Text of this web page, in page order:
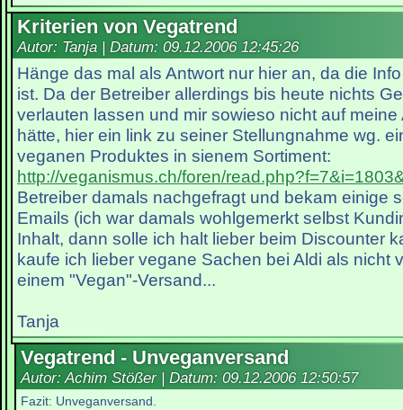
Kriterien von Vegatrend
Autor: Tanja | Datum: 09.12.2006 12:45:26
Hänge das mal als Antwort nur hier an, da die
ist. Da der Betreiber allerdings bis heute nichts
verlauten lassen und mir sowieso nicht auf
hätte, hier ein link zu seiner Stellungnahme wg.
veganen Produktes in sienem Sortiment:
http://veganismus.ch/foren/
Betreiber damals nachgefragt und bekam einige
Emails (ich war damals wohlgemerkt selbst
Inhalt, dann solle ich halt lieber beim Discounter
kaufe ich lieber vegane Sachen bei Aldi als nicht
einem "Vegan"-Versand...
Tanja
Vegatrend - Unveganversand
Autor: Achim Stößer | Datum: 09.12.2006 12:50:57
Fazit: Unveganversand.